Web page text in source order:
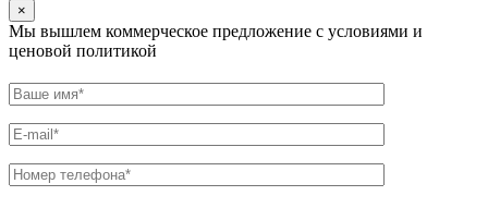
×
Мы вышлем коммерческое предложение с условиями и
ценовой политикой